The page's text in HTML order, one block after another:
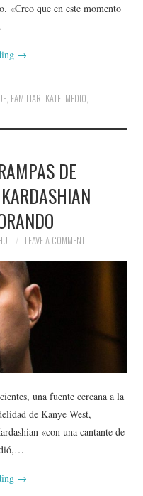
«Creo que en este momento
→
, FAMILIAR, KATE, MEDIO,
DE
LEAVE A COMMENT
una fuente cercana a la
de Kanye West,
«con una cantante de
→